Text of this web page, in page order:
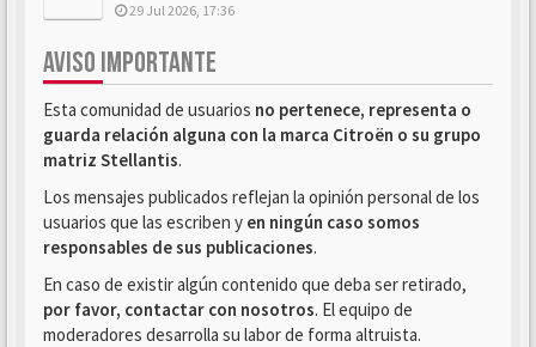
29 Jul 2026, 17:36
AVISO IMPORTANTE
Esta comunidad de usuarios no pertenece, representa o
guarda relación alguna con la marca Citroën o su grupo
matriz Stellantis.
Los mensajes publicados reflejan la opinión personal de los
usuarios que las escriben y en ningún caso somos
responsables de sus publicaciones.
En caso de existir algún contenido que deba ser retirado,
por favor, contactar con nosotros. El equipo de
moderadores desarrolla su labor de forma altruista.